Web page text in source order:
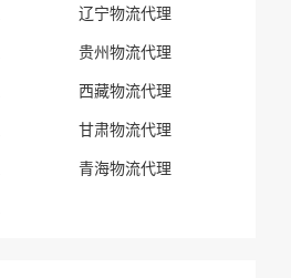
辽宁物流代理
贵州物流代理
西藏物流代理
甘肃物流代理
青海物流代理